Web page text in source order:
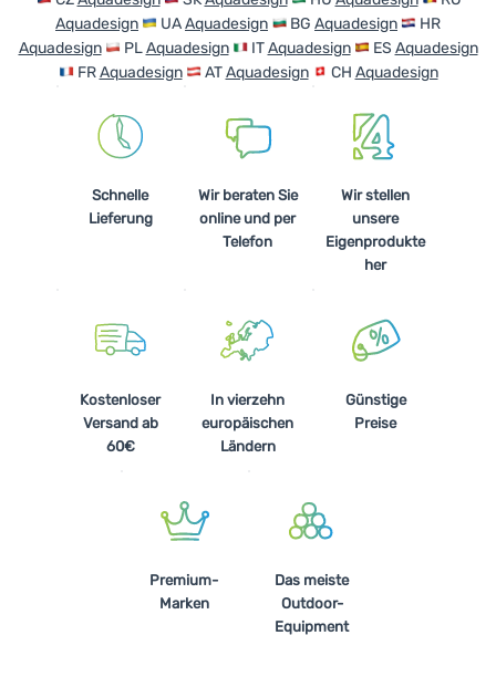
Kochen
Klettern
Ultraleichte
Ausrüstung
Beratung
Kontakte
Aquadesign
UAAquadesign BG Aquadesign
HR
Aquadesign
PLAquadesign ITAquadesign ES Aquadesign
FRAquadesign ATAquadesign CH Aquadesign
Schnelle
Lieferung
Wir beraten Sie
online und per
Telefon
Wir stellen
unsere
Eigenprodukte
her
Kostenloser
Versand ab
60€
In vierzehn
europäischen
Ländern
Günstige
Preise
Premium-
Marken
Das meiste
Outdoor-
Equipment